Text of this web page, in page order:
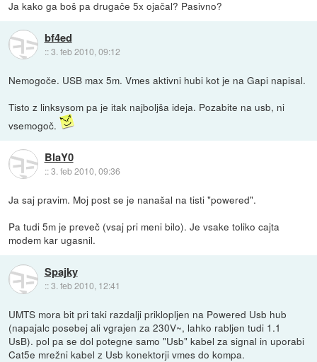
Ja kako ga boš pa drugače 5x ojačal? Pasivno?
bf4ed
::3. feb 2010, 09:12
Nemogoče. USB max 5m. Vmes aktivni hubi kot je na Gapi napisal.
Tisto z linksysom pa je itak najboljša ideja. Pozabite na usb, ni
vsemogoč.
BlaY0
::3. feb 2010, 09:36
Ja saj pravim. Moj post se je nanašal na tisti "powered".
Pa tudi 5m je preveč (vsaj pri meni bilo). Je vsake toliko cajta
modem kar ugasnil.
Spajky
::3. feb 2010, 12:41
UMTS mora bit pri taki razdalji priklopljen na Powered Usb hub
(napajalc posebej ali vgrajen za 230V~, lahko rabljen tudi 1.1
UsB). pol pa se dol potegne samo "Usb" kabel za signal in uporabi
Cat5e mrežni kabel z Usb konektorji vmes do kompa.